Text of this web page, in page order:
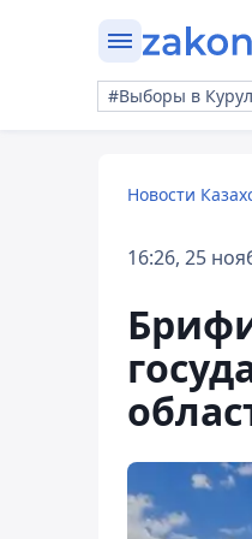
#Выборы в
Новости
16:26, 25